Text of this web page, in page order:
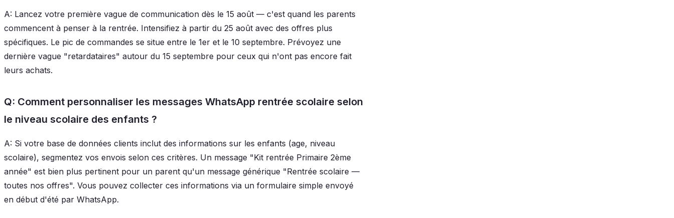
A: Lancez votre première vague de communication dès le 15 août — c'est quand les parents
commencent à penser à la rentrée. Intensifiez à partir du 25 août avec des offres plus
spécifiques. Le pic de commandes se situe entre le 1er et le 10 septembre. Prévoyez une
dernière vague "retardataires" autour du 15 septembre pour ceux qui n'ont pas encore fait
leurs achats.
Q: Comment personnaliser les messages WhatsApp rentrée scolaire selon
le niveau scolaire des enfants ?
A: Si votre base de données clients inclut des informations sur les enfants (age, niveau
scolaire), segmentez vos envois selon ces critères. Un message "Kit rentrée Primaire 2ème
année" est bien plus pertinent pour un parent qu'un message générique "Rentrée scolaire —
toutes nos offres". Vous pouvez collecter ces informations via un formulaire simple envoyé
en début d'été par WhatsApp.